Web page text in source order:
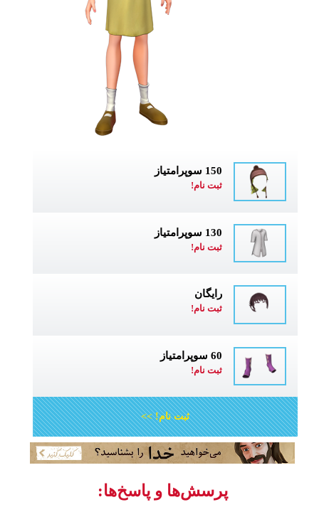
150 سوپرامتیاز
ثبت نام!
130 سوپرامتیاز
ثبت نام!
رایگان
ثبت نام!
60 سوپرامتیاز
ثبت نام!
ثبت نام! >>
پرسش‌ها و پاسخ‌ها: